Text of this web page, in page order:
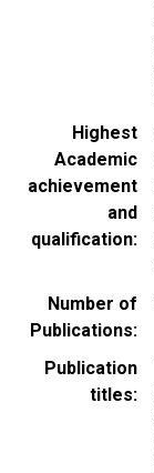
Highest
Academic
achievement
and
qualification
Number of
Publications
Publication
titles